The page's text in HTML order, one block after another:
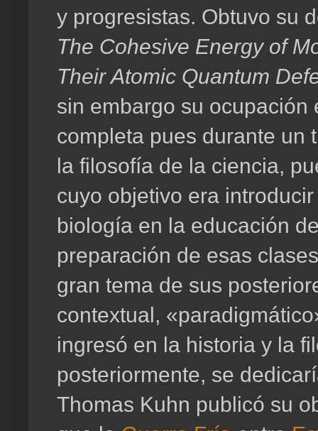
y progresistas. Obtuvo su
The Cohesive Energy of
Their Atomic Quantum
sin embargo su
completa pues durante un
la filosofía de la ciencia,
cuyo objetivo era
biología en la educación
preparación de esas
gran tema de sus
contextual,
ingresó en la historia y la
posteriormente, se
Thomas Kuhn publicó su